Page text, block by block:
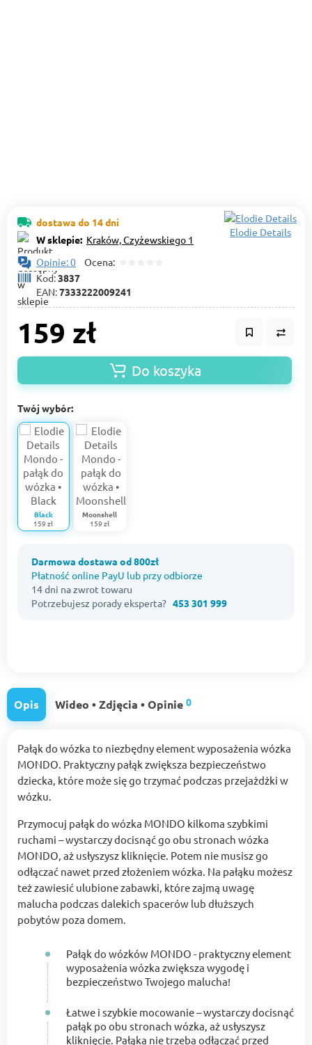
dostawa do 14 dni
W sklepie: Kraków, Czyżewskiego 1
Opinie: 0 Ocena:
Kod:3837
EAN:7333222009241
Elodie Details
159 zł
Do koszyka
Twój wybór:
Black
159 zł
Moonshell
159 zł
Darmowa dostawa od 800zł
Płatność online PayU lub przy odbiorze
14 dni na zwrot towaru
Potrzebujesz porady eksperta? 453 301 999
Opis Wideo • Zdjęcia • Opinie 0
Pałąk do wózka to niezbędny element wyposażenia wózka
MONDO. Praktyczny pałąk zwiększa bezpieczeństwo
dziecka, które może się go trzymać podczas przejażdżki w
wózku.
Przymocuj pałąk do wózka MONDO kilkoma szybkimi
ruchami – wystarczy docisnąć go obu stronach wózka
MONDO, aż usłyszysz kliknięcie. Potem nie musisz go
odłączać nawet przed złożeniem wózka. Na pałąku możesz
też zawiesić ulubione zabawki, które zajmą uwagę
malucha podczas dalekich spacerów lub dłuższych
pobytów poza domem.
Pałąk do wózków MONDO - praktyczny element
wyposażenia wózka zwiększa wygodę i
bezpieczeństwo Twojego malucha!
Łatwe i szybkie mocowanie – wystarczy docisnąć
pałąk po obu stronach wózka, aż usłyszysz
kliknięcie. Pałąka nie trzeba odłączać przed